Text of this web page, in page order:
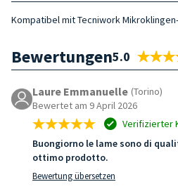
Kompatibel mit Tecniwork
Bewertungen5.0
Laure Emmanuelle (Torino)
Bewertet am 9 April 2026
Verifizierter
Buongiorno le lame sono di
ottimo prodotto.
Bewertung übersetzen